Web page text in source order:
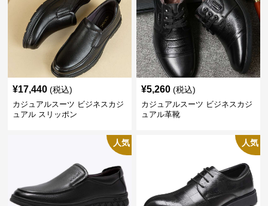
¥17,440 (税込)
カジュアルスーツ ビジネスカジ
ュアル スリッポン
¥5,260 (税込)
カジュアルスーツ ビジネスカジ
ュアル革靴
人気 人気